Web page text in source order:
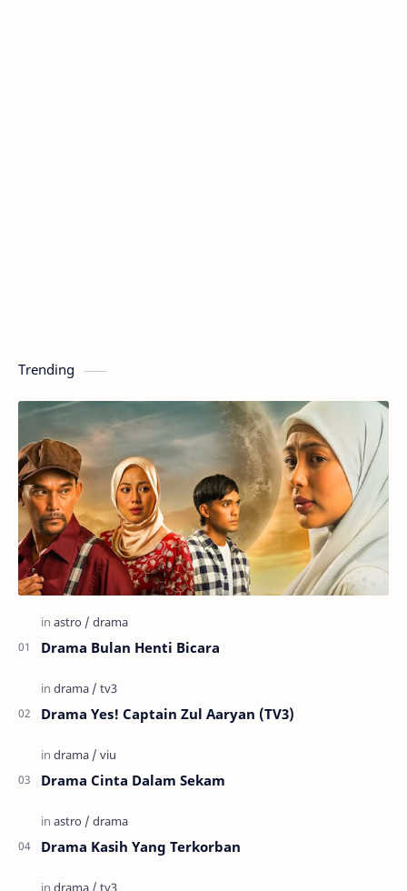
Trending
Drama Bulan Henti Bicara
Drama Yes! Captain Zul Aaryan (TV3)
Drama Cinta Dalam Sekam
Drama Kasih Yang Terkorban